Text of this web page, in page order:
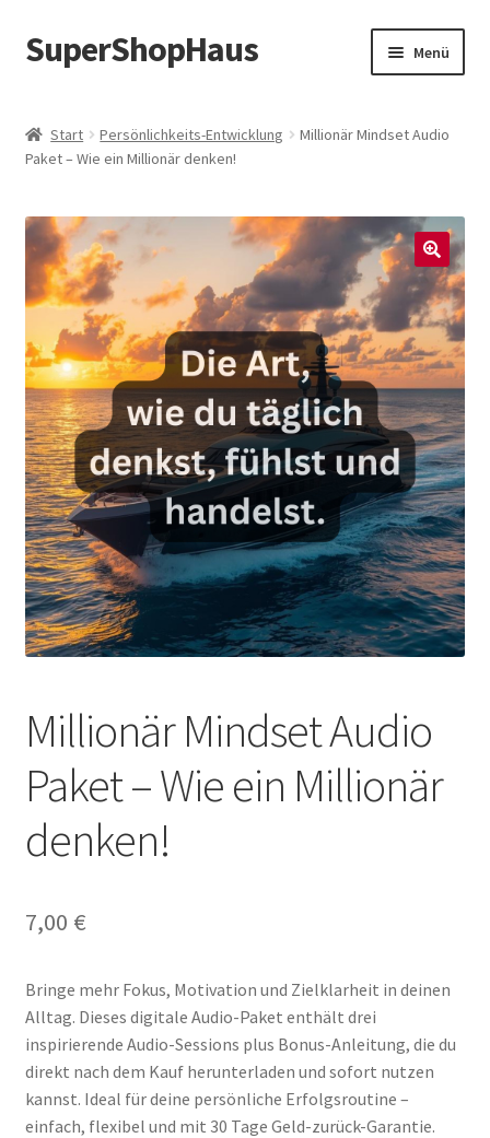
Zur
Navigation
Zum
Inhalt
SuperShopHaus Menü
Start Persönlichkeits-Entwicklung
Millionär Mindset Audio
Paket – Wie ein Millionär denken!
Millionär Mindset Audio
Paket – Wie ein Millionär
denken!
7,00 €
Bringe mehr Fokus, Motivation und Zielklarheit in deinen
Alltag. Dieses digitale Audio-Paket enthält drei
inspirierende Audio-Sessions plus Bonus-Anleitung, die du
direkt nach dem Kauf herunterladen und sofort nutzen
kannst. Ideal für deine persönliche Erfolgsroutine –
einfach, flexibel und mit 30 Tage Geld-zurück-Garantie.